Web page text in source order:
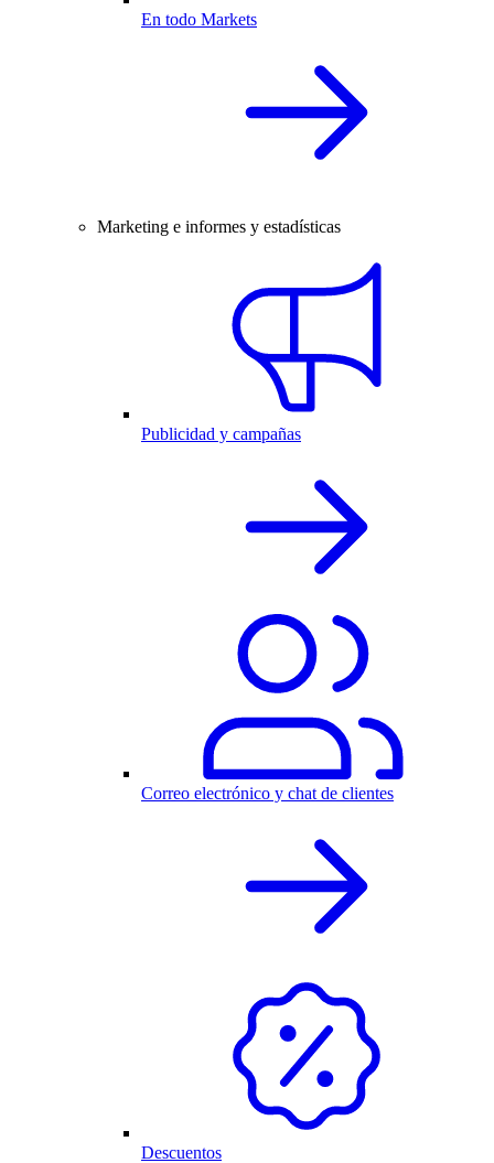
En todo Markets
Marketing e informes y estadísticas
Publicidad y campañas
Correo electrónico y chat de clientes
Descuentos